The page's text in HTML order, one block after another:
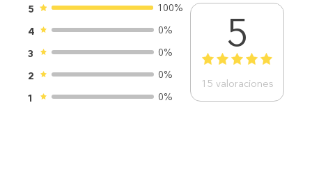
5
100%
4
0%
3
0%
2
0%
1
0%
5
1 2 3 4 5
15 valoraciones